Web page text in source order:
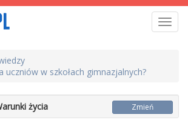
uczniów w szkołach gimnazjalnych?
życia Zmień